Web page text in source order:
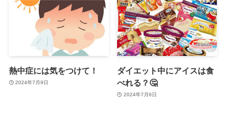
熱中症には気をつけて！
2024年7月9日
ダイエット中にアイスは食
べれる？🤔
2024年7月6日